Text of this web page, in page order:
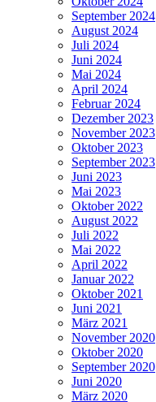
September 2024
August 2024
Juli 2024
Juni 2024
Mai 2024
April 2024
Februar 2024
Dezember 2023
November 2023
Oktober 2023
September 2023
Juni 2023
Mai 2023
Oktober 2022
August 2022
Juli 2022
Mai 2022
April 2022
Januar 2022
Oktober 2021
Juni 2021
März 2021
November 2020
Oktober 2020
September 2020
Juni 2020
März 2020